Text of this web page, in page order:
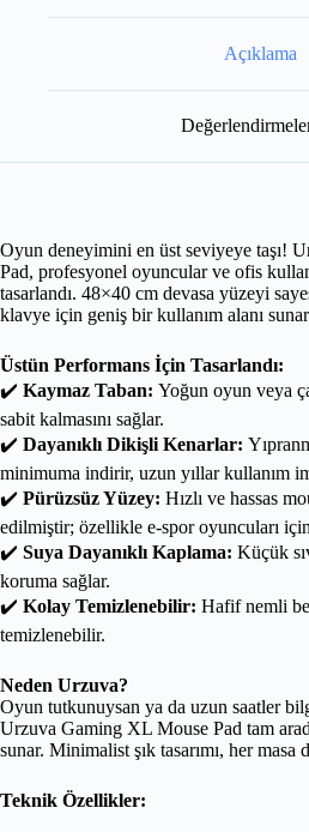
Açıklama
Oyun deneyimini en üst seviyeye taşı!
Pad, profesyonel oyuncular ve ofis
tasarlandı. 48×40 cm devasa yüzeyi
klavye için geniş bir kullanım alanı
Üstün Performans İçin Tasarlandı:
✔️ Kaymaz Taban: Yoğun oyun veya
sabit kalmasını sağlar.
✔️ Dayanıklı Dikişli Kenarlar:
minimuma indirir, uzun yıllar kullanım
✔️ Pürüzsüz Yüzey: Hızlı ve hassas
edilmiştir; özellikle e-spor oyuncuları
✔️ Suya Dayanıklı Kaplama: Küçük
koruma sağlar.
✔️ Kolay Temizlenebilir: Hafif nemli
temizlenebilir.
Neden Urzuva?
Oyun tutkunuysan ya da uzun saatler
Urzuva Gaming XL Mouse Pad tam
sunar. Minimalist şık tasarımı, her masa
Teknik Özellikler: